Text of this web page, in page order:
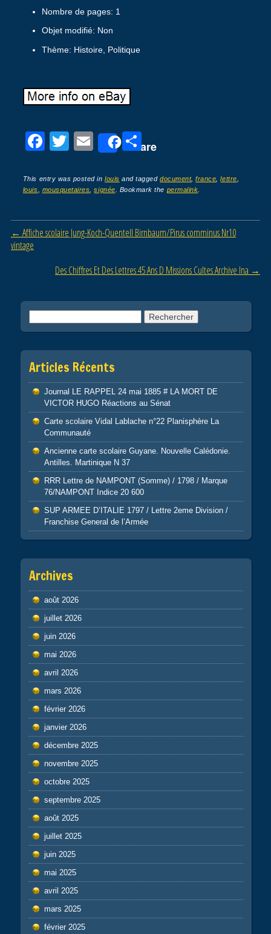
Nombre de pages: 1
Objet modifié: Non
Thème: Histoire, Politique
F
c
e
b
o
T
tt
er
E
ail
Share
P
ta
g
er
This entry was posted inlouis and tagged document,france ,lettre
louis
mousquetaires ,signée . Bookmark the permalink
Post navigation
← Affiche scolaire Jung-Koch-Quentell Birnbaum/Pirus comminus Nr10
vintage
Des Chiffres Et Des Lettres 45 Ans D Missions Cultes Archive Ina →
Articles Récents
Journal LE RAPPEL 24 mai 1885 # LA MORT DE
VICTOR HUGO Réactions au Sénat
Carte scolaire Vidal Lablache n°22 Planisphère La
Communauté
Ancienne carte scolaire Guyane. Nouvelle Calédonie.
Antilles. Martinique N 37
RRR Lettre de NAMPONT (Somme) / 1798 / Marque
76/NAMPONT Indice 20 600
SUP ARMEE D’ITALIE 1797 / Lettre 2eme Division /
Franchise General de l’Armée
Archives
août 2026
juillet 2026
juin 2026
mai 2026
avril 2026
mars 2026
février 2026
janvier 2026
décembre 2025
novembre 2025
octobre 2025
septembre 2025
août 2025
juillet 2025
juin 2025
mai 2025
avril 2025
mars 2025
février 2025